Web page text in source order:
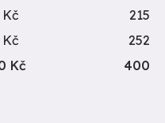
215
252
Kč
400